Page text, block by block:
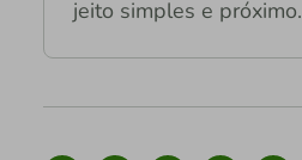
jeito simples e próximo.